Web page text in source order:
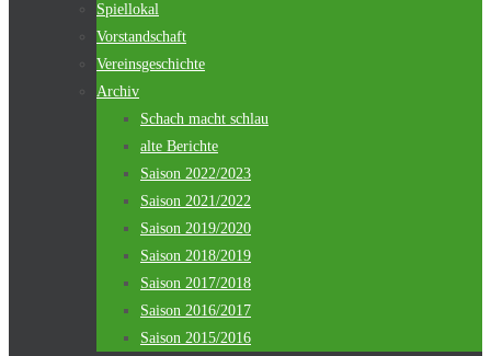
Spiellokal
Vorstandschaft
Vereinsgeschichte
Archiv
Schach macht schlau
alte Berichte
Saison 2022/2023
Saison 2021/2022
Saison 2019/2020
Saison 2018/2019
Saison 2017/2018
Saison 2016/2017
Saison 2015/2016